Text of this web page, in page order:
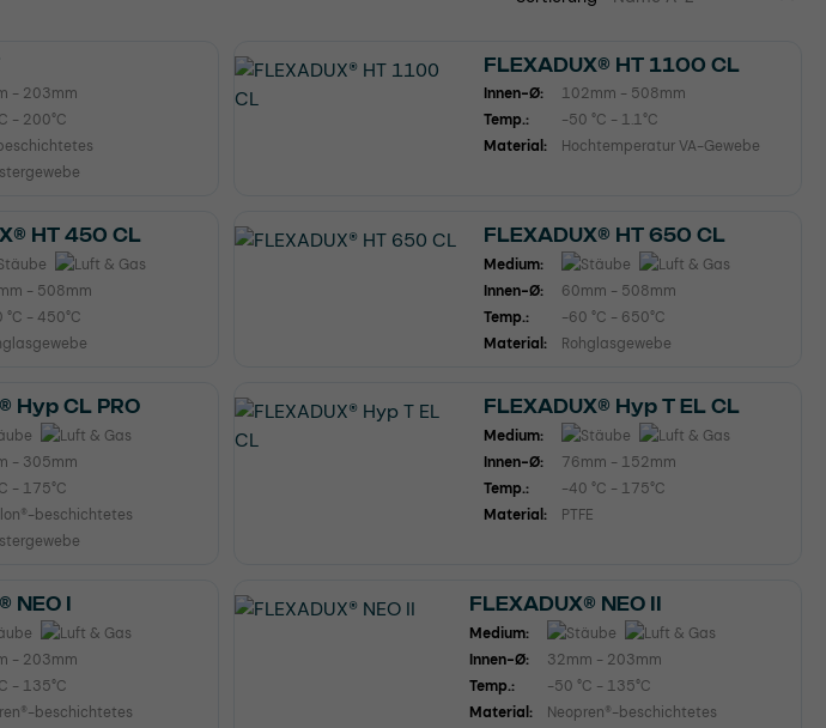
- 203mm
- 200°C
FLEXADUX® HT 1100 CL
Innen-Ø:
102mm - 508mm
Temp.:
-50 °C - 1.1°C
Material:
Hochtemperatur VA-Gewebe
HT 450 CL
- 508mm
°C - 450°C
FLEXADUX® HT 650 CL
Medium:
Innen-Ø:
60mm - 508mm
Temp.:
-60 °C - 650°C
Material:
Rohglasgewebe
Hyp CL PRO
- 305mm
- 175°C
beschichtetes
FLEXADUX® Hyp T EL CL
Medium:
Innen-Ø:
76mm - 152mm
Temp.:
-40 °C - 175°C
Material:
PTFE
NEO I
- 203mm
- 135°C
beschichtetes
FLEXADUX® NEO II
Medium:
Innen-Ø:
32mm - 203mm
Temp.:
-50 °C - 135°C
Material:
Neopren®-beschichtetes